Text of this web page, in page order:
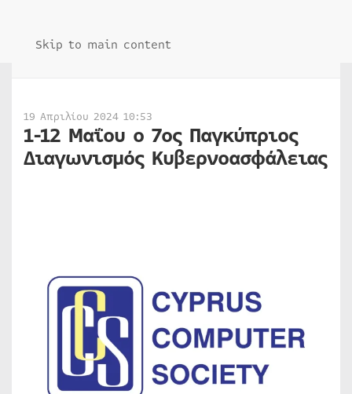
Skip to main content
19 Απριλίου 2024 10:53
1-12 Μαΐου ο 7ος Παγκύπριος
Διαγωνισμός Κυβερνοασφάλειας